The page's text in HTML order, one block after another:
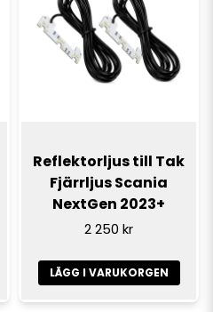
Reflektorljus till Tak
Fjärrljus Scania
NextGen 2023+
2 250 kr
LÄGG I VARUKORGEN